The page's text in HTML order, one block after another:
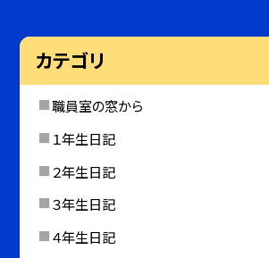
カテゴリ
職員室の窓から
１年生日記
２年生日記
３年生日記
４年生日記